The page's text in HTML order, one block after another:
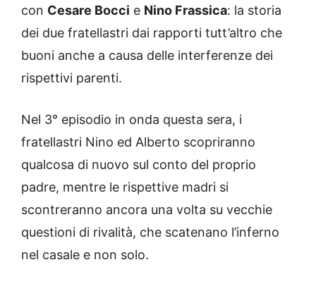
con Cesare Bocci e Nino Frassica: la storia
dei due fratellastri dai rapporti tutt’altro che
buoni anche a causa delle interferenze dei
rispettivi parenti.
Nel 3° episodio in onda questa sera, i
fratellastri Nino ed Alberto scopriranno
qualcosa di nuovo sul conto del proprio
padre, mentre le rispettive madri si
scontreranno ancora una volta su vecchie
questioni di rivalità, che scatenano l’inferno
nel casale e non solo.